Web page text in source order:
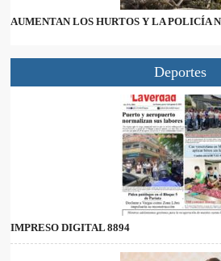
AUMENTAN LOS HURTOS Y LA POLICÍA
Deportes
IMPRESO DIGITAL 8894